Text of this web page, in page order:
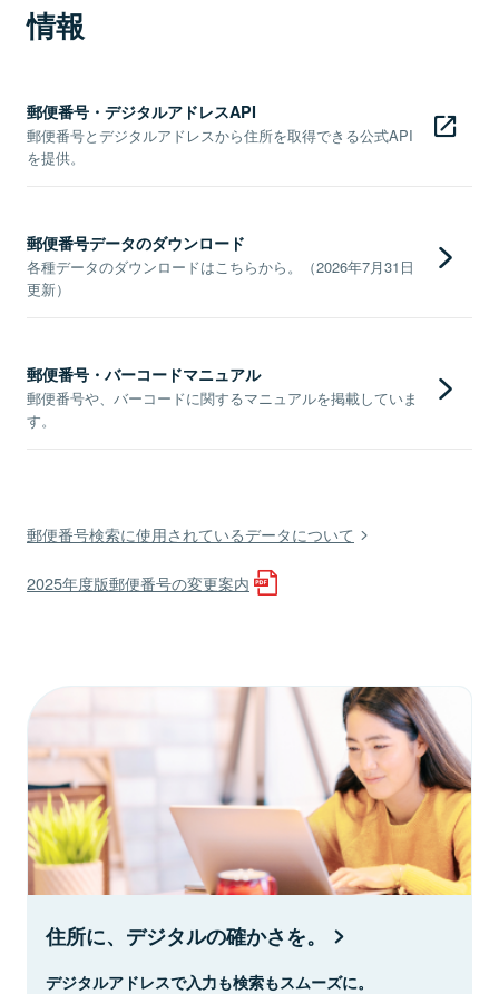
情報
郵便番号・デジタルアドレスAPI
郵便番号とデジタルアドレスから住所を取得できる公式API
を提供。
郵便番号データのダウンロード
各種データのダウンロードはこちらから。（2026年7月31日
更新）
郵便番号・バーコードマニュアル
郵便番号や、バーコードに関するマニュアルを掲載していま
す。
郵便番号検索に使用されているデータについて
2025年度版郵便番号の変更案内
住所に、デジタルの確かさを。
デジタルアドレスで入力も検索もスムーズに。